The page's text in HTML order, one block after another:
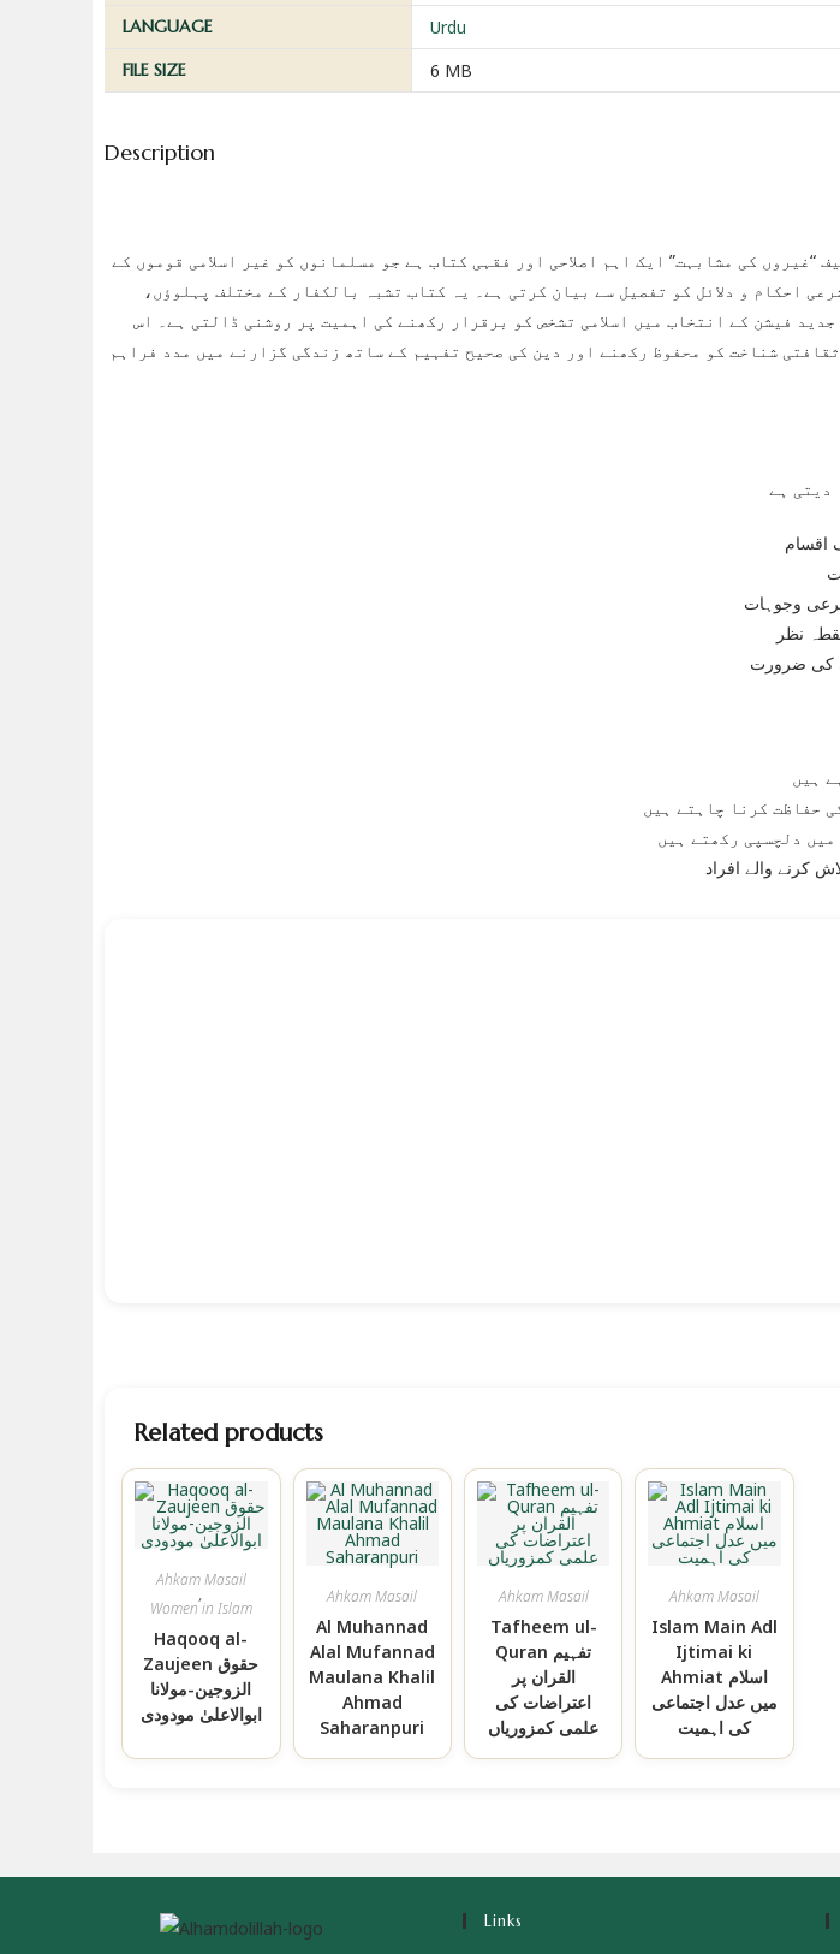
LANGUAGE Urdu
FILE SIZE 6 MB
Description
“غیروں کی مشابہت” ایک اہم اصلاحی اور فقہی کتاب ہے جو مسلمانوں کو غیر اسلامی قوموں کے
احکام و دلائل کو تفصیل سے بیان کرتی ہے۔ یہ کتاب تشبہ بالکفار کے مختلف پہلوؤں،
فیشن کے انتخاب میں اسلامی تشخص کو برقرار رکھنے کی اہمیت پر روشنی ڈالتی ہے۔ اس
شناخت کو محفوظ رکھنے اور دین کی صحیح تفہیم کے ساتھ زندگی گزارنے میں مدد فراہم
اقسام
وجوہات
نظر
کی ضرورت
ہیں
حفاظت کرنا چاہتے ہیں
دلچسپی رکھتے ہیں
کرنے والے افراد
Related products
Ahkam Masail
,
Women in Islam
Haqooq al-
Zaujeen حقوق
الزوجین-مولانا
ابوالاعلیٰ مودودی
Ahkam Masail
Al Muhannad
Alal Mufannad
Maulana Khalil
Ahmad
Saharanpuri
Ahkam Masail
Tafheem ul-
Quran تفہیم
القران پر
اعتراضات کی
علمی کمزوریاں
Ahkam Masail
Islam Main Adl
Ijtimai ki
Ahmiat اسلام
میں عدل اجتماعی
کی اہمیت
Links